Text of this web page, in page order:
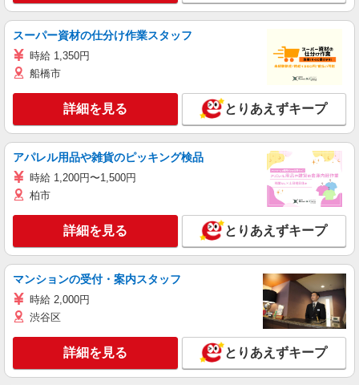
スーパー資材の仕分け作業スタッフ
時給 1,350円
船橋市
詳細を見る とりあえずキープ
アパレル用品や雑貨のピッキング検品
時給 1,200円〜1,500円
柏市
詳細を見る とりあえずキープ
マンションの受付・案内スタッフ
時給 2,000円
渋谷区
詳細を見る とりあえずキープ